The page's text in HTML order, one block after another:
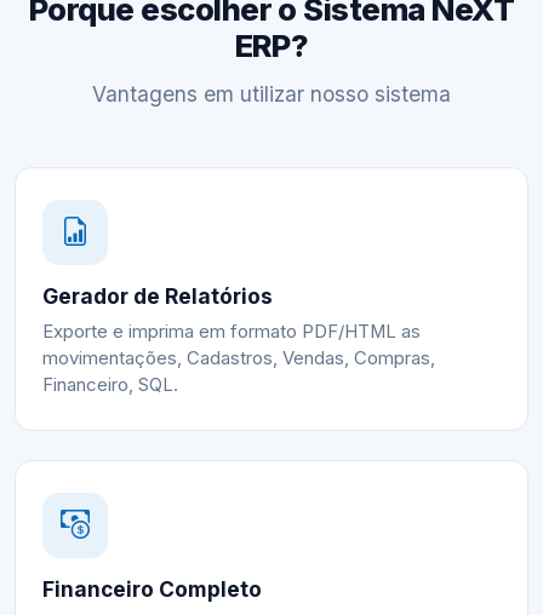
Porque escolher o Sistema NeXT
ERP?
Vantagens em utilizar nosso sistema
Gerador de Relatórios
Exporte e imprima em formato PDF/HTML as
movimentações, Cadastros, Vendas, Compras,
Financeiro, SQL.
Financeiro Completo